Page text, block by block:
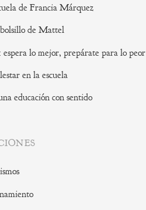
de Francia Márquez
de Mattel
espera lo mejor, prepárate para lo peor
en la escuela
educación con sentido